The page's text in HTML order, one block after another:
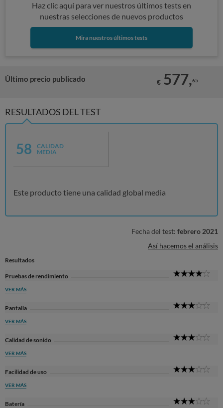
Haz clic aquí para ver nuestros últimos tests en
nuestras selecciones de nuevos productos
Mira nuestros últimos tests
Último precio publicado € 577,65
RESULTADOS DEL TEST
58
CALIDAD
MEDIA
Este producto tiene una calidad global media
Fecha del test: febrero 2021
Así hacemos el análisis
Resultados
Pruebas de rendimiento
VER MÁS
Pantalla
VER MÁS
Calidad de sonido
VER MÁS
Facilidad de uso
VER MÁS
Batería